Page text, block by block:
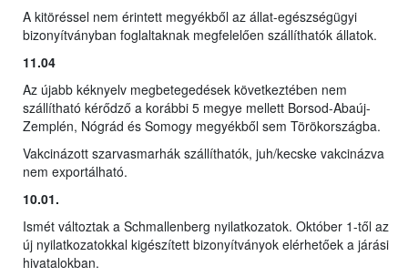
A kitöréssel nem érintett megyékből az állat-egészségügyi
bizonyítványban foglaltaknak megfelelően szállíthatók állatok.
11.04
Az újabb kéknyelv megbetegedések következtében nem
szállítható kérődző a korábbi 5 megye mellett Borsod-Abaúj-
Zemplén, Nógrád és Somogy megyékből sem Törökországba.
Vakcinázott szarvasmarhák szállíthatók, juh/kecske vakcinázva
nem exportálható.
10.01.
Ismét változtak a Schmallenberg nyilatkozatok. Október 1-től az
új nyilatkozatokkal kigészített bizonyítványok elérhetőek a járási
hivatalokban.